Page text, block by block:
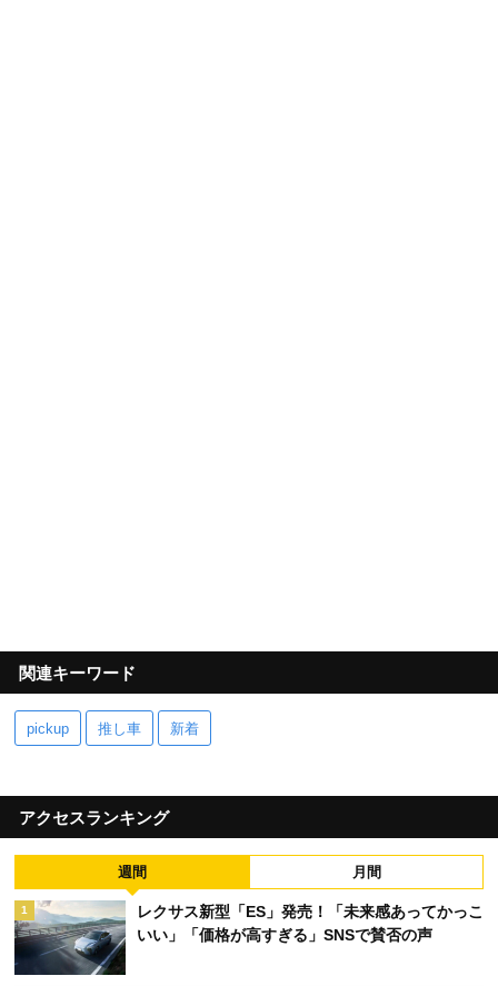
関連キーワード
pickup 推し車 新着
アクセスランキング
週間 月間
1
レクサス新型「ES」発売！「未来感あってかっこ
いい」「価格が高すぎる」SNSで賛否の声